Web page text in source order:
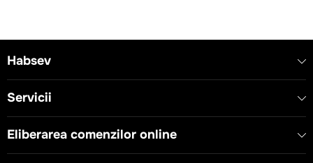
Habsev
Servicii
Eliberarea comenzilor online